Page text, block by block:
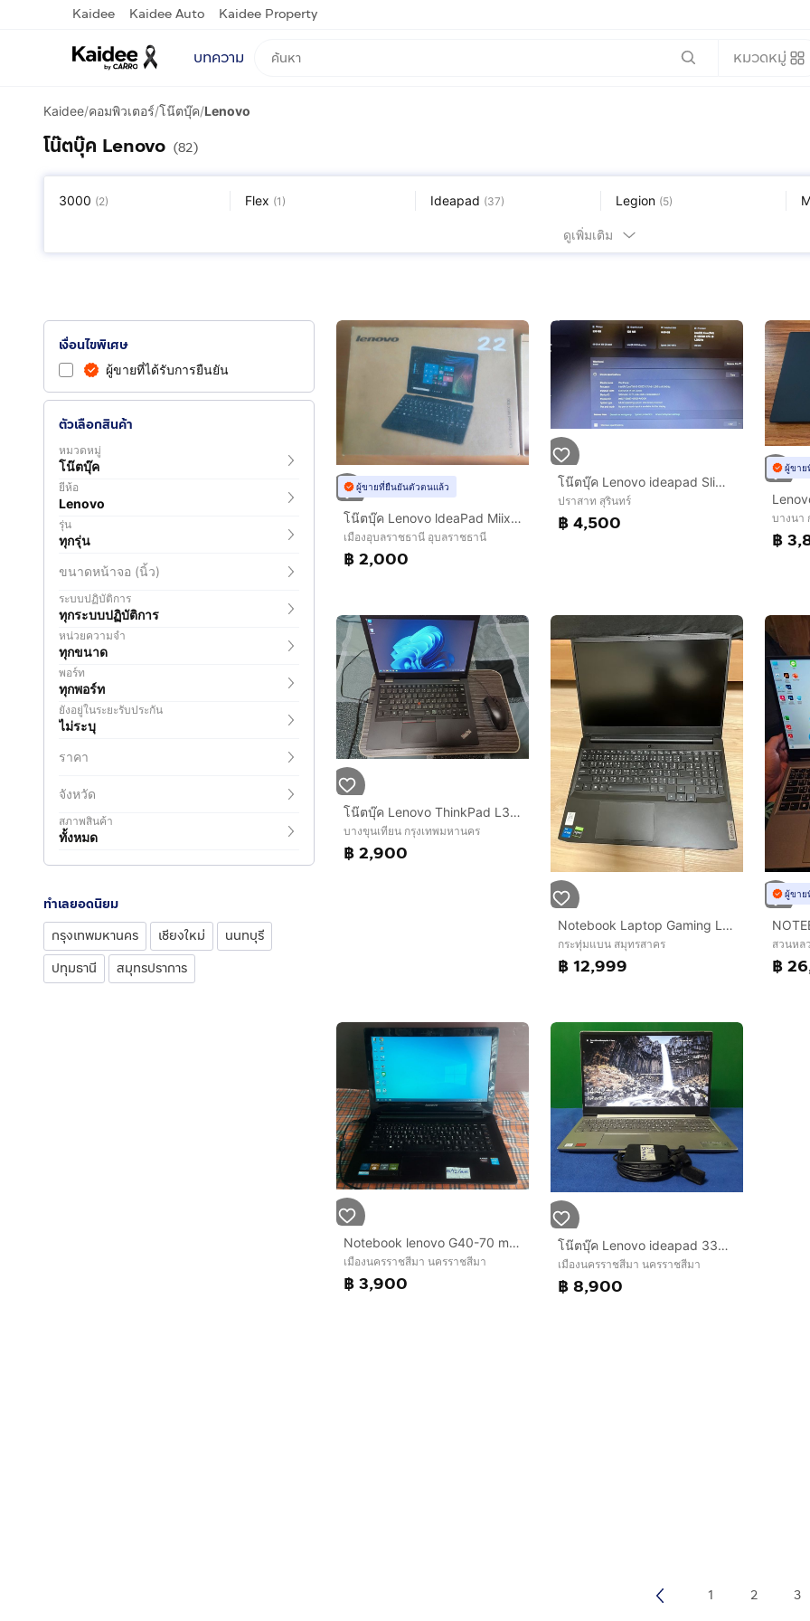
Kaidee Kaidee Auto Kaidee Property
บทความ หมวดหมู่
Kaidee/คอมพิวเตอร์/โน๊ตบุ๊ค/Lenovo
โน๊ตบุ๊ค Lenovo (82)
3000 (2) Flex (1 ) Ideapad (37) Legion (5)
ดูเพิ่มเติม
เงื่อนไขพิเศษ
ผู้ขายที่ได้รับการยืนยัน
ตัวเลือกสินค้า
หมวดหมู่
โน๊ตบุ๊ค
ยี่ห้อ
Lenovo
รุ่น
ทุกรุ่น
ขนาดหน้าจอ (นิ้ว)
ระบบปฏิบัติการ
ทุกระบบปฏิบัติการ
หน่วยความจำ
ทุกขนาด
พอร์ท
ทุกพอร์ท
ยังอยู่ในระยะรับประกัน
ไม่ระบุ
ราคา
จังหวัด
สภาพสินค้า
ทั้งหมด
ทำเลยอดนิยม
กรุงเทพมหานคร
เชียงใหม่
นนทบุรี
ปทุมธานี
สมุทรปราการ
ผู้ขายที่ยืนยันตัวตนแล้ว
โน๊ตบุ๊ค Lenovo ldeaPad Miix 300
เมืองอุบลราชธานี อุบลราชธานี
฿ 2,000
โน๊ตบุ๊ค Lenovo ideapad Slim 3 รุ่น 81WD
ปราสาท สุรินทร์
฿ 4,500
ผู้ขาย
บางนา
฿
โน๊ตบุ๊ค Lenovo ThinkPad L380
บางขุนเทียน กรุงเทพมหานคร
฿ 2,900
Notebook Laptop Gaming Lenovo i5 32 45Ghz 32GB GTX1650 SSD512GB(PCIe M.2) 15.6 เล่นเกม ทำงาน สลับไปมา ลื่นๆ🔥🔥จัดส่งภายใน1วัน🔥🔥
กระทุ่มแบน สมุทรสาคร
฿ 12,999
ผู้ขาย
สวนหล
฿
Notebook lenovo G40-70 model 20369
เมืองนครราชสีมา นครราชสีมา
฿ 3,900
โน๊ตบุ๊ค Lenovo ideapad 330S-15IKB 81F5009WTA
เมืองนครราชสีมา นครราชสีมา
฿ 8,900
1 2 3